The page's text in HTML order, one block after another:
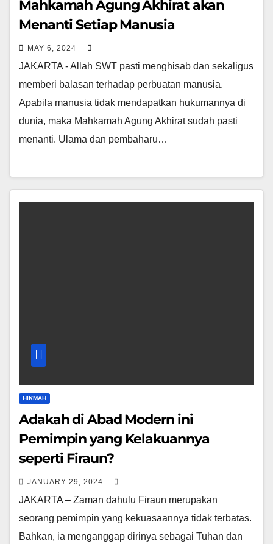
Mahkamah Agung Akhirat akan
Menanti Setiap Manusia
MAY 6, 2024
JAKARTA - Allah SWT pasti menghisab dan sekaligus
memberi balasan terhadap perbuatan manusia.
Apabila manusia tidak mendapatkan hukumannya di
dunia, maka Mahkamah Agung Akhirat sudah pasti
menanti. Ulama dan pembaharu…
HIKMAH
Adakah di Abad Modern ini
Pemimpin yang Kelakuannya
seperti Firaun?
JANUARY 29, 2024
JAKARTA – Zaman dahulu Firaun merupakan
seorang pemimpin yang kekuasaannya tidak terbatas.
Bahkan, ia menganggap dirinya sebagai Tuhan dan